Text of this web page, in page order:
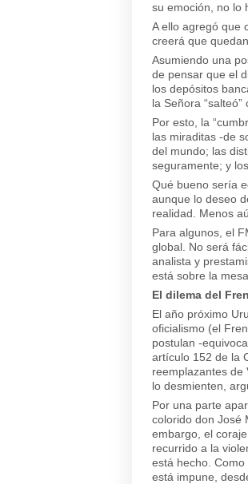
su emoción, no lo
A ello agregó que
creerá que
Asumiendo una
de pensar que el
los depósitos
la Señora
Por esto, la
las miraditas -de
del mundo; las
seguramente; y
Qué bueno sería
aunque lo deseo
realidad. Menos
Para algunos, el
global. No será
analista y
está sobre la
El dilema del
El año próximo
oficialismo (el
postulan -
artículo 152 de la
reemplazantes de
lo desmienten,
Por una parte
colorido don José
embargo, el
recurrido a la
está hecho.
está impune,